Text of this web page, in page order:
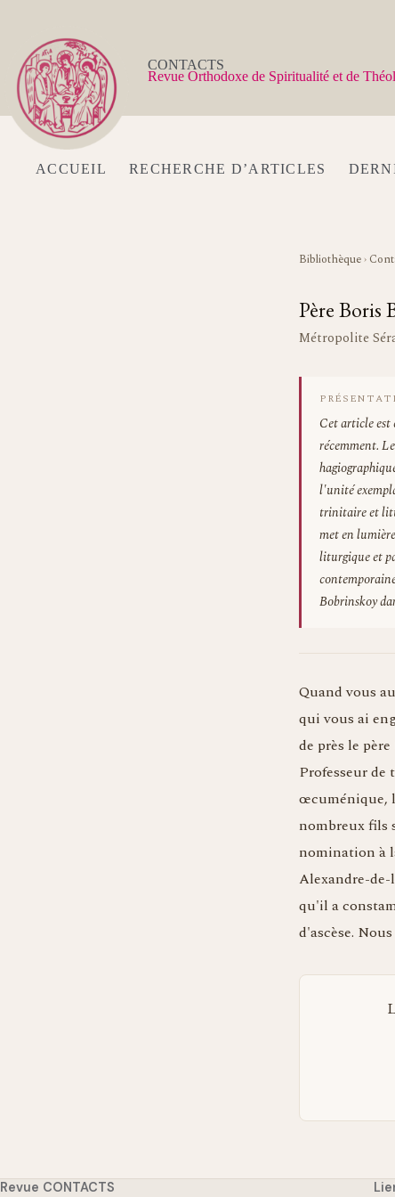
CONTACTS
Revue Orthodoxe de Spiritualité et de
ACCUEIL RECHERCHE D’ARTICLES
Bibliothèque›
Père Boris
Métropolite
Cet article est
récemment.
l'unité
trinitaire et
met en
liturgique et
Bobrinskoy
Quand vous
qui vous ai
de près le
Professeur de
œcuménique,
nombreux fils
nomination à
Alexandre-
qu'il a
d'ascèse.
Revue CONTACTS